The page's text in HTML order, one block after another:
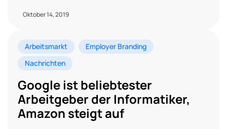
Oktober 14, 2019
Arbeitsmarkt
Employer Branding
Nachrichten
Google ist beliebtester
Arbeitgeber der Informatiker,
Amazon steigt auf